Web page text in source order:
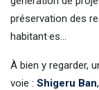
préservation des
habitant·es…
À bien y regarder,
voie : Shigeru Ban